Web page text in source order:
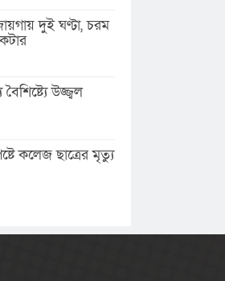
দুই ঘণ্টা, চরম
উজ্জ্বল
কলেজ ছাত্রের মৃত্যু